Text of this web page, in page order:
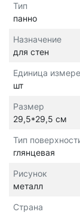
Тип
панно
Назначение
для стен
Единица
шт
Размер
29,5*29,5 см
Тип
глянцевая
Рисунок
металл
Страна